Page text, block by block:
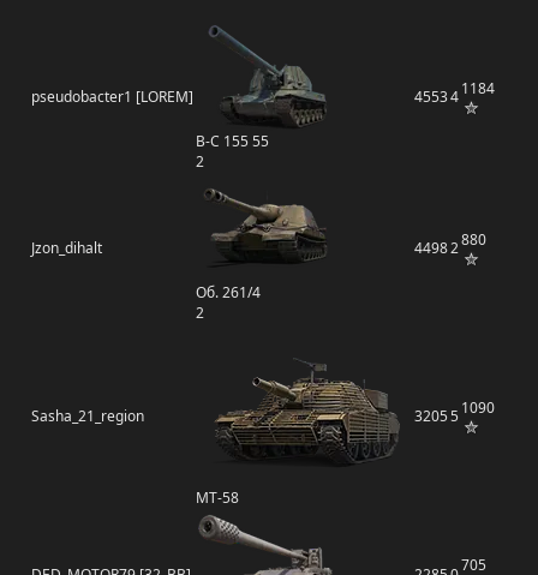
pseudobacter1 [LOREM]
B-C 155 55
2
455341184
Jzon_dihalt
Об. 261/4
2
44982880
Sasha_21_region
MT-58
320551090
705